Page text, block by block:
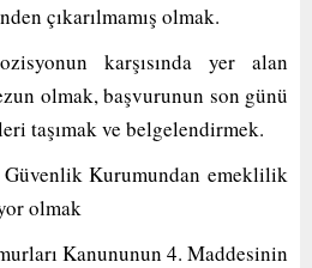
çıkarılmamış olmak.
karşısında yer alan
olmak, başvurunun son günü
taşımak ve belgelendirmek.
Kurumundan emeklilik
olmak
Kanununun 4. Maddesinin